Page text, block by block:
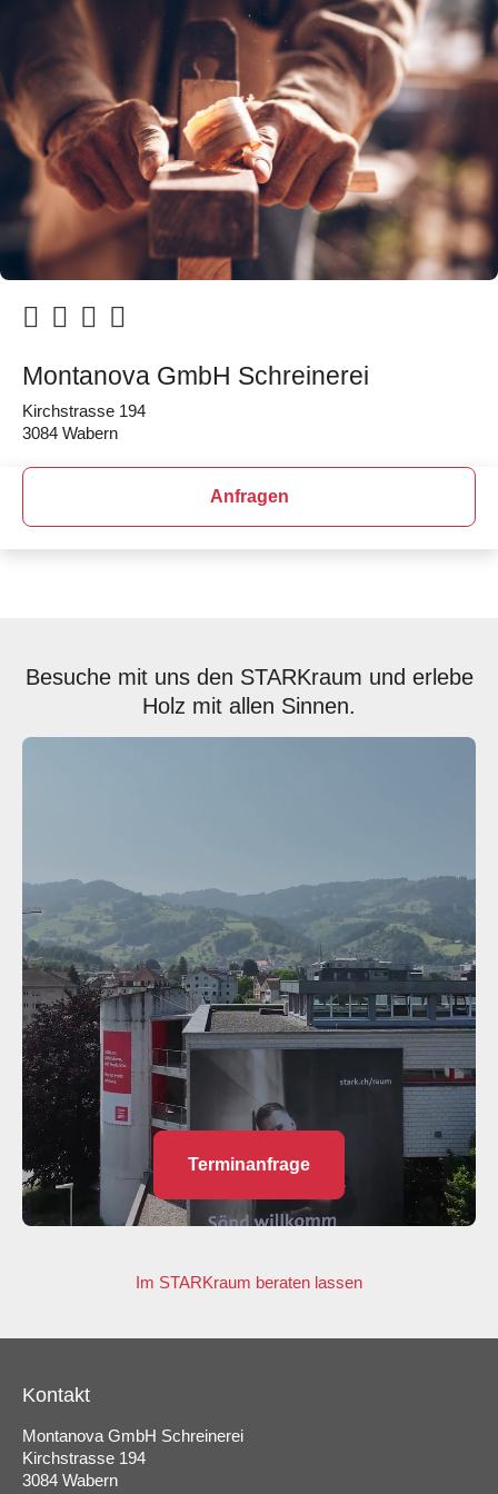
Montanova GmbH Schreinerei
Kirchstrasse 194
3084 Wabern
Anfragen
Besuche mit uns den STARKraum und erlebe
Holz mit allen Sinnen.
Terminanfrage
Im STARKraum beraten lassen
Kontakt
Montanova GmbH Schreinerei
Kirchstrasse 194
3084 Wabern